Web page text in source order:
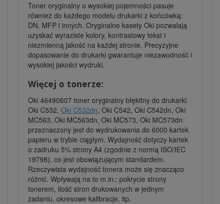
Toner oryginalny o wysokiej pojemności pasuje
również do każdego modelu drukarki z końcówką:
DN, MFP i innych. Oryginalne kasety Oki pozwalają
uzyskać wyraziste kolory, kontrastowy tekst i
niezmienną jakość na każdej stronie. Precyzyjne
dopasowanie do drukarki gwarantuje niezawodność i
wysokiej jakości wydruki.
Więcej o tonerze:
Oki 46490607 toner oryginalny błękitny do drukarki
Oki C532, Oki C532dn, Oki C542, Oki C542dn, Oki
MC563, Oki MC563dn, Oki MC573, Oki MC573dn
przeznaczony jest do wydrukowania do 6000 kartek
papieru w trybie ciągłym. Wydajność dotyczy kartek
o zadruku 5% strony A4 (zgodnie z normą ISO/IEC
19798), co jest obowiązującym standardem.
Rzeczywista wydajność tonera może się znacząco
różnić. Wpływają na to m.in.: pokrycie strony
tonerem, ilość stron drukowanych w jednym
zadaniu, okresowe kalibracje, itp.